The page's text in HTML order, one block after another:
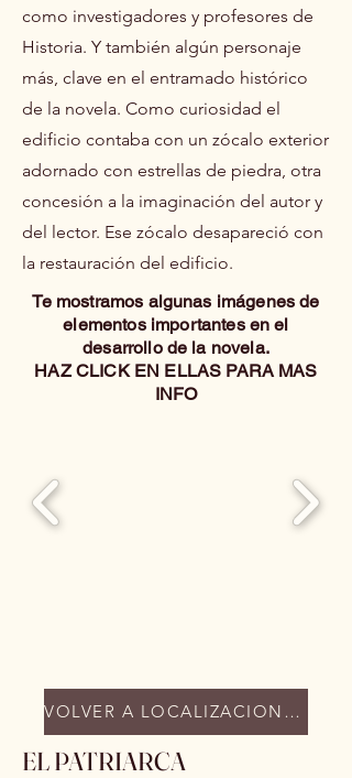
como investigadores y profesores de
Historia. Y también algún personaje
más, clave en el entramado histórico
de la novela. Como curiosidad el
edificio contaba con un zócalo exterior
adornado con estrellas de piedra, otra
concesión a la imaginación del autor y
del lector. Ese zócalo desapareció con
la restauración del edificio.
Te mostramos algunas imágenes de
elementos importantes en el
desarrollo de la novela.
HAZ CLICK EN ELLAS PARA MAS
INFO
VOLVER A LOCALIZACIONES
EL PATRIARCA